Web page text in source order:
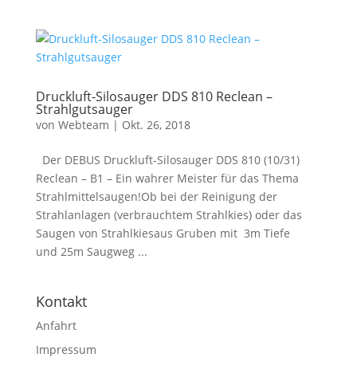
Druckluft-Silosauger DDS 810 Reclean –
Strahlgutsauger
von Webteam | Okt. 26, 2018
Der DEBUS Druckluft-Silosauger DDS 810 (10/31)
Reclean – B1 – Ein wahrer Meister für das Thema
Strahlmittelsaugen!Ob bei der Reinigung der
Strahlanlagen (verbrauchtem Strahlkies) oder das
Saugen von Strahlkiesaus Gruben mit 3m Tiefe
und 25m Saugweg ...
Kontakt
Anfahrt
Impressum